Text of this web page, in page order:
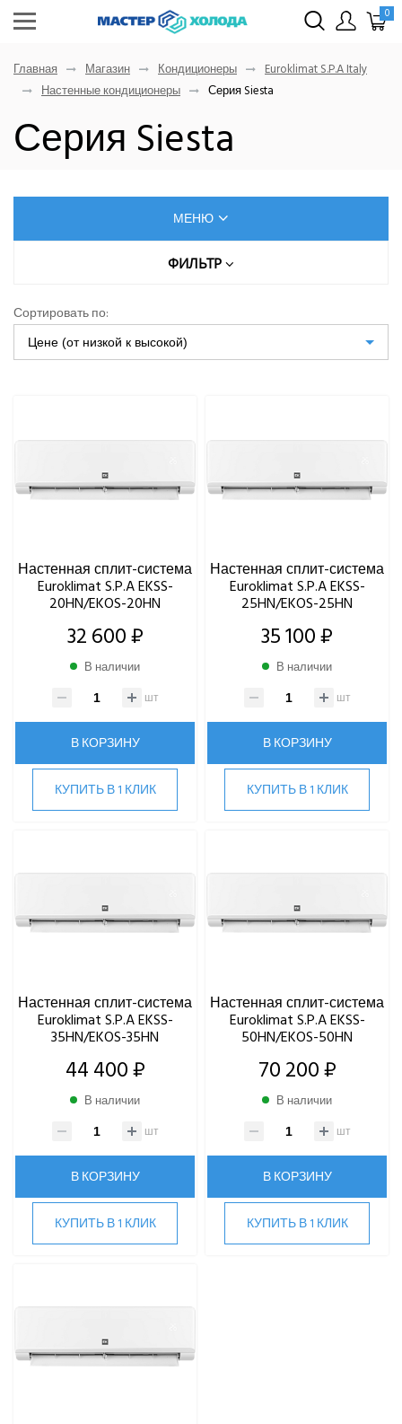
0
Главная Магазин Кондиционеры
Euroklimat S.P.A Italy
Настенные кондиционеры
Серия Siesta
Серия Siesta
МЕНЮ
AUX
Dahatsu
Denko
Мульти сплит-системы
Напольно-потолочные кондиционеры
Серия Bosco
Серия Futura
Серия Futura Heat Pump
Серия Futura Inverter
Gorenje
Ynovik
Aeronic
ALFACOOL
BALLU
ECOSTAR
Ecoclima
Fujitsu
FUNAI
Hisense
HIGH LIFE
HITACHI
Kentatsu
LEGION
LG
ФИЛЬТР
Цена (руб.)
До
УРОВЕНЬ ШУМА ВНУТРЕННЕГО БЛОКА МИНИМАЛЬНЫЙ,
ДБ(А)
Сортировать по:
Цене (от низкой к высокой)
Настенная сплит-система
Euroklimat S.P.A EKSS-
20HN/EKOS-20HN
32 600 ₽
В наличии
шт
В КОРЗИНУ
КУПИТЬ В 1 КЛИК
Настенная сплит-система
Euroklimat S.P.A EKSS-
25HN/EKOS-25HN
35 100 ₽
В наличии
шт
В КОРЗИНУ
КУПИТЬ В 1 КЛИК
Настенная сплит-система
Euroklimat S.P.A EKSS-
35HN/EKOS-35HN
44 400 ₽
В наличии
шт
В КОРЗИНУ
КУПИТЬ В 1 КЛИК
Настенная сплит-система
Euroklimat S.P.A EKSS-
50HN/EKOS-50HN
70 200 ₽
В наличии
шт
В КОРЗИНУ
КУПИТЬ В 1 КЛИК